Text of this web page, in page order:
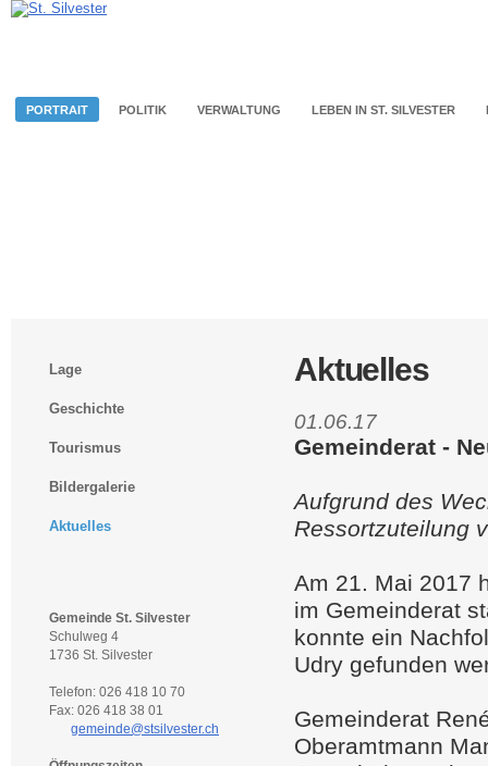
PORTRAIT POLITIK VERWALTUNG LEBEN IN ST. SILVESTER
Lage
Geschichte
Tourismus
Bildergalerie
Aktuelles
Gemeinde St. Silvester
Schulweg 4
1736 St. Silvester
Telefon: 026 418 10 70
Fax: 026 418 38 01
gemeinde@stsilvester.ch
Aktuelles
01.06.17
Gemeinderat -
Aufgrund des
Ressortzuteilung
Am 21. Mai 2017
im Gemeinderat
konnte ein
Udry gefunden
Gemeinderat
Oberamtmann